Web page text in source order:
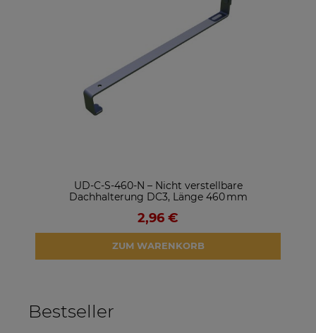
UD-C-S-460-N – Nicht verstellbare
Dachhalterung DC3, Länge 460 mm
2,96 €
ZUM WARENKORB
Bestseller